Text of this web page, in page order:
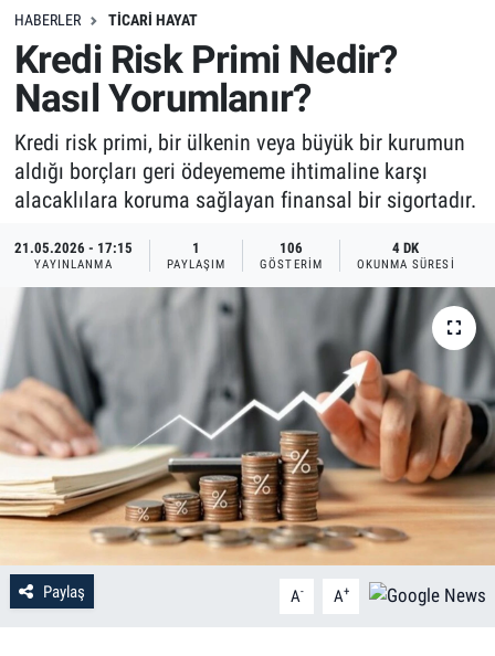
HABERLER TICARI HAYAT
Kredi Risk Primi Nedir?
Nasıl Yorumlanır?
Kredi risk primi, bir ülkenin veya büyük bir kurumun
aldığı borçları geri ödeyememe ihtimaline karşı
alacaklılara koruma sağlayan finansal bir sigortadır.
21.05.2026 - 17:15
YAYINLANMA
1
PAYLAŞIM
106
GÖSTERIM
4 DK
OKUNMA SÜRESI
Paylaş A- A+